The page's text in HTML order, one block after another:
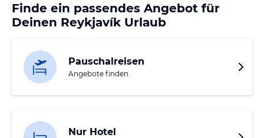
Finde ein passendes Angebot für
Deinen Reykjavík Urlaub
Pauschalreisen
Angebote finden
Nur Hotel